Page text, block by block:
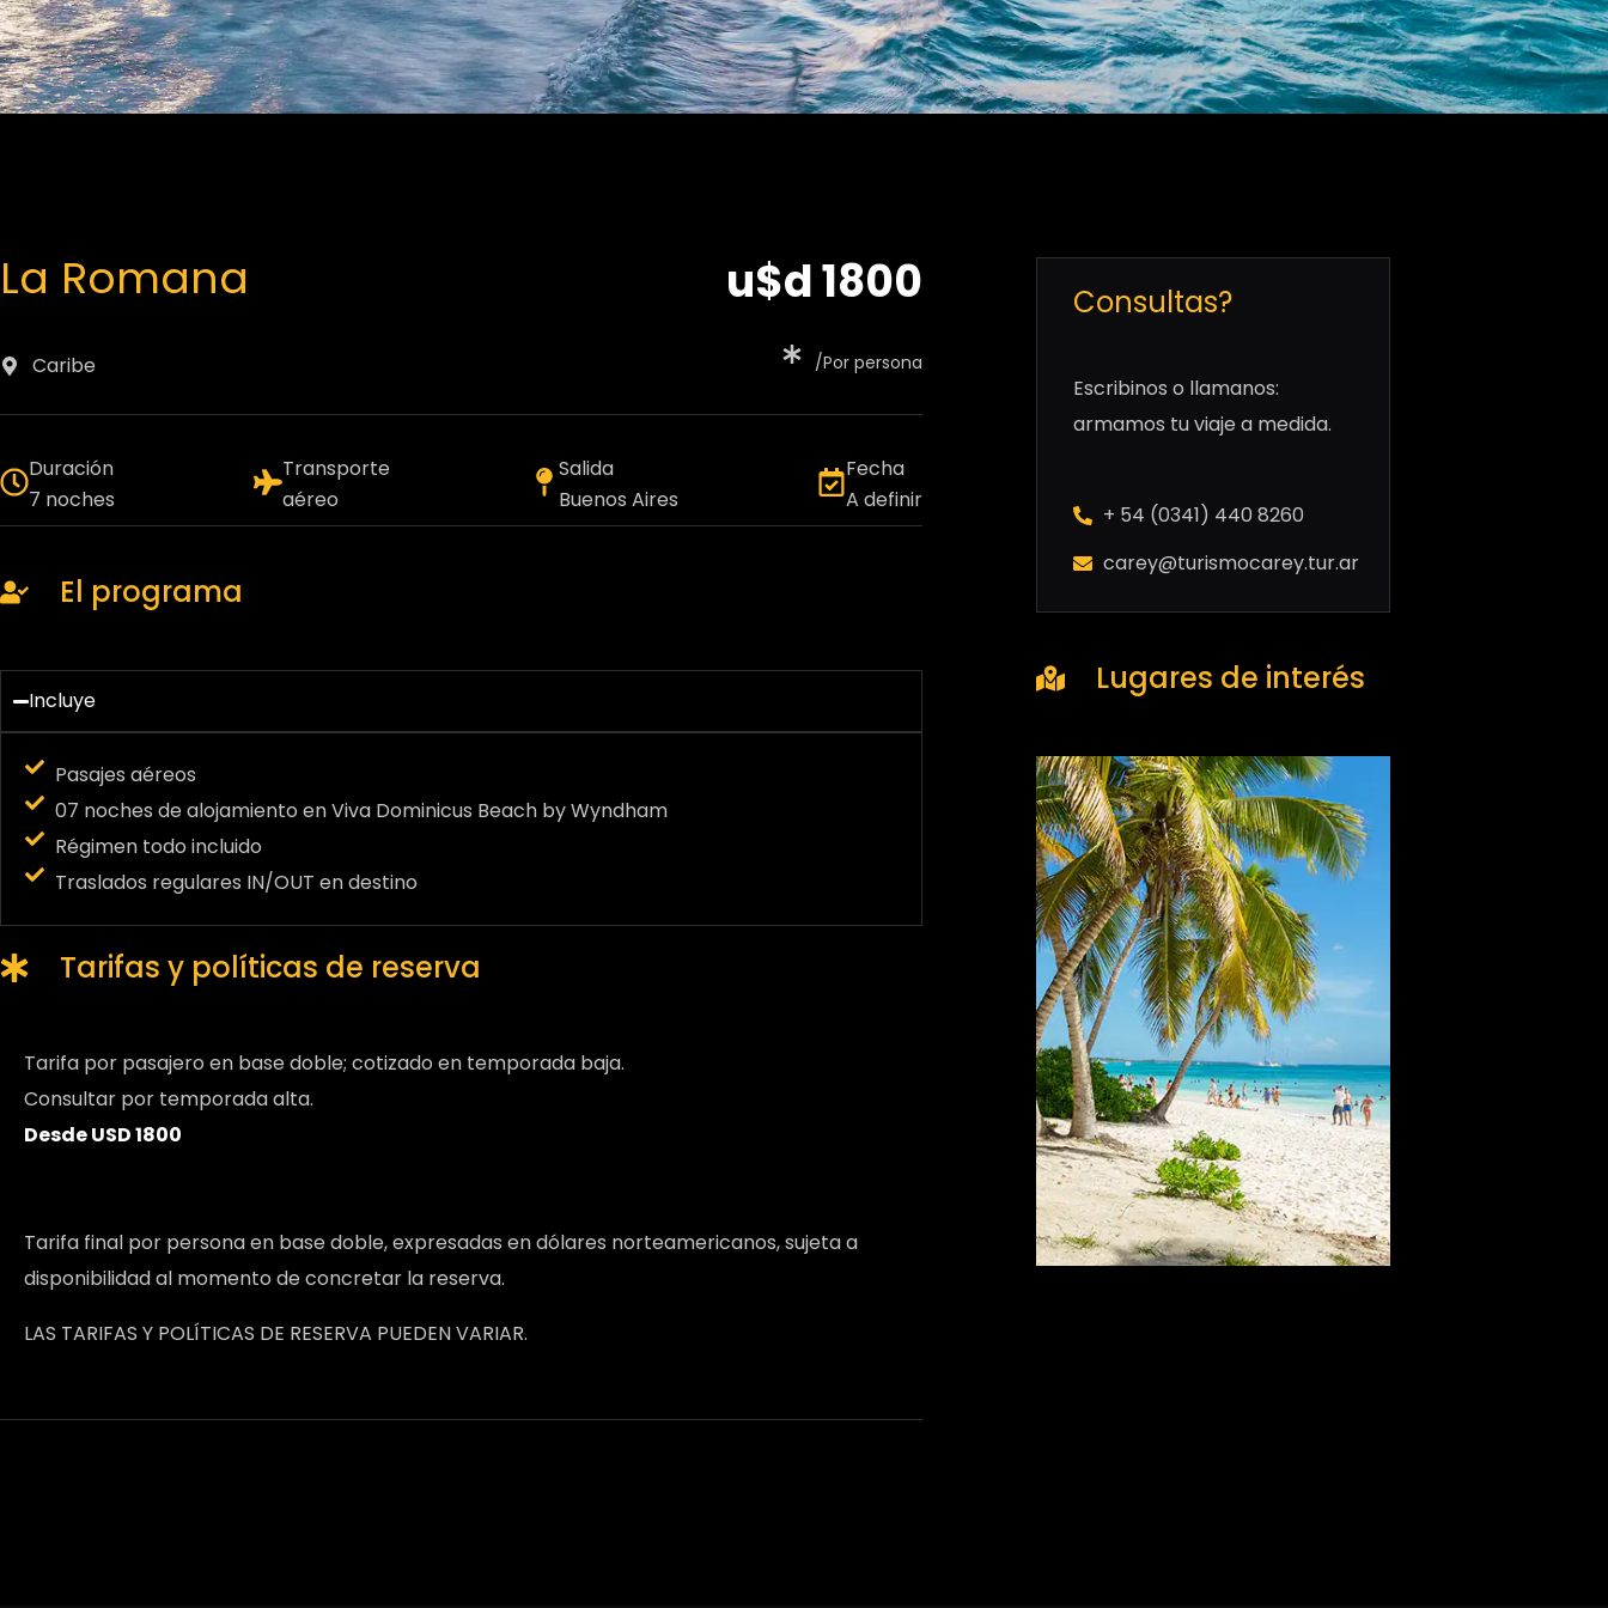
La Romana
Caribe
u$d 1800
/Por persona
Duración
7 noches
Transporte
aéreo
Salida
Buenos Aires
Fecha
A definir
El programa
Incluye
Pasajes aéreos
07 noches de alojamiento en Viva Dominicus Beach by Wyndham
Régimen todo incluido
Traslados regulares IN/OUT en destino
Tarifas y políticas de reserva
Tarifa por pasajero en base doble; cotizado en temporada baja.
Consultar por temporada alta.
Desde USD 1800
Tarifa final por persona en base doble, expresadas en dólares norteamericanos, sujeta a
disponibilidad al momento de concretar la reserva.
LAS TARIFAS Y POLÍTICAS DE RESERVA PUEDEN VARIAR.
Consultas?
Escribinos o llamanos:
armamos tu viaje a medida.
+ 54 (0341) 440 8260
carey@turismocarey.tur.ar
Lugares de interés